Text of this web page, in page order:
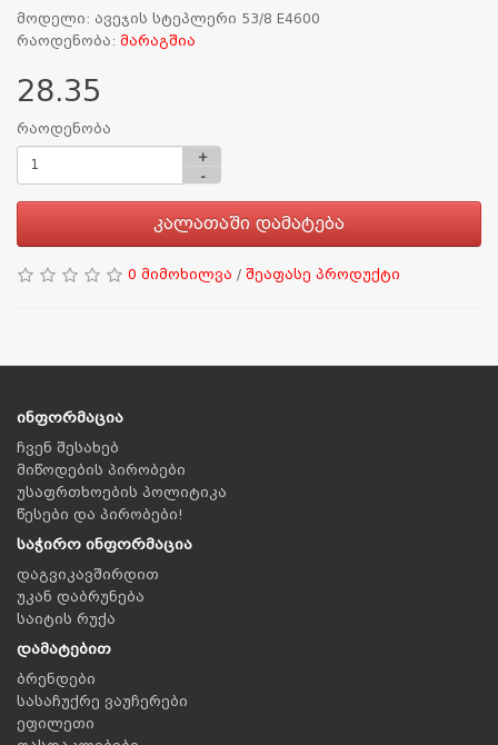
მოდელი: ავეჯის სტეპლერი 53/8 E4600
რაოდენობა: მარაგშია
28.35
რაოდენობა
+
-
კალათაში დამატება
0 მიმოხილვა / შეაფასე პროდუქტი
ინფორმაცია
ჩვენ შესახებ
მიწოდების პირობები
უსაფრთხოების პოლიტიკა
წესები და პირობები!
საჭირო ინფორმაცია
დაგვიკავშირდით
უკან დაბრუნება
საიტის რუქა
დამატებით
ბრენდები
სასაჩუქრე ვაუჩერები
ეფილეთი